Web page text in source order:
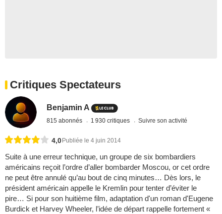
Critiques Spectateurs
Benjamin A
815 abonnés 1 930 critiques Suivre son activité
4,0 Publiée le 4 juin 2014
Suite à une erreur technique, un groupe de six bombardiers
américains reçoit l’ordre d’aller bombarder Moscou, or cet ordre
ne peut être annulé qu’au bout de cinq minutes… Dès lors, le
président américain appelle le Kremlin pour tenter d’éviter le
pire… Si pour son huitième film, adaptation d'un roman d'Eugene
Burdick et Harvey Wheeler, l’idée de départ rappelle fortement «